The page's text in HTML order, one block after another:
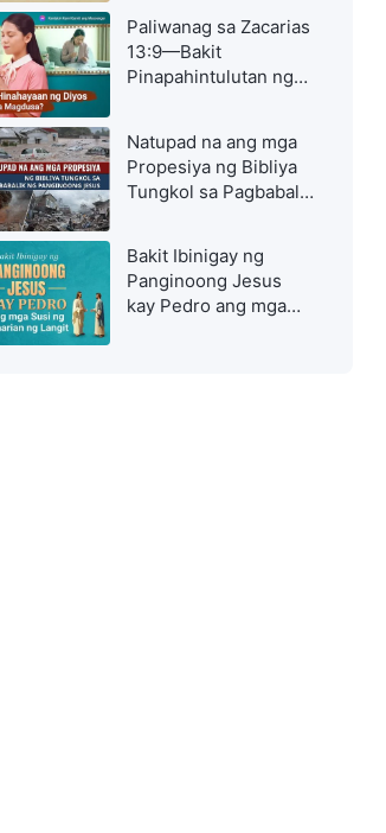
Paliwanag sa Zacarias
13:9—Bakit
Pinapahintulutan ng
Natupad na ang mga
Propesiya ng Bibliya
Tungkol sa Pagbabalik
Bakit Ibinigay ng
Panginoong Jesus
kay Pedro ang mga